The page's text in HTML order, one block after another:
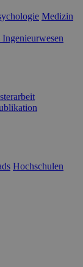
Medizin
Hochschulen